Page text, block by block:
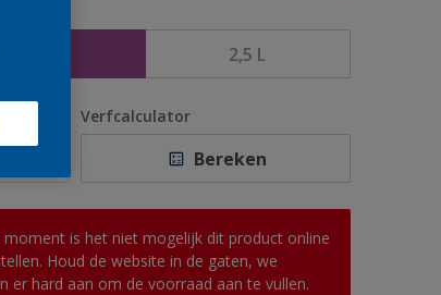
2,5 L
Verfcalculator
Bereken
moment is het niet mogelijk dit product online
Houd de website in de gaten, we
er hard aan om de voorraad aan te vullen.